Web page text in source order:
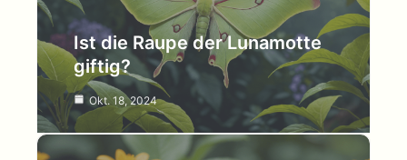
Ist die Raupe der Lunamotte
giftig?
Okt. 18, 2024